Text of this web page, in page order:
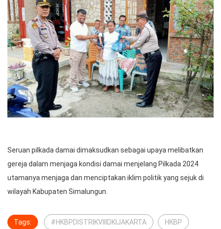
Seruan pilkada damai dimaksudkan sebagai upaya melibatkan
gereja dalam menjaga kondisi damai menjelang Pilkada 2024
utamanya menjaga dan menciptakan iklim politik yang sejuk di
wilayah Kabupaten Simalungun.
Tags: #HKBPDISTRIKVIIIDKIJAKARTA HKBP